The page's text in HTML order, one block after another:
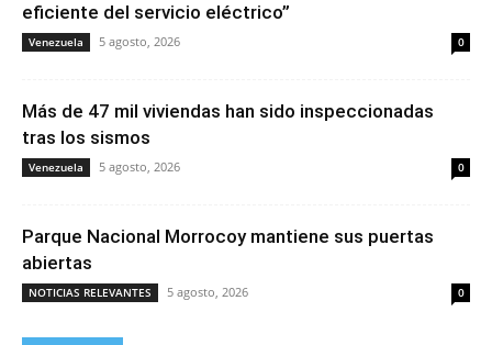
eficiente del servicio eléctrico”
Venezuela 5 agosto, 2026 0
Más de 47 mil viviendas han sido inspeccionadas
tras los sismos
Venezuela 5 agosto, 2026 0
Parque Nacional Morrocoy mantiene sus puertas
abiertas
NOTICIAS RELEVANTES 5 agosto, 2026 0